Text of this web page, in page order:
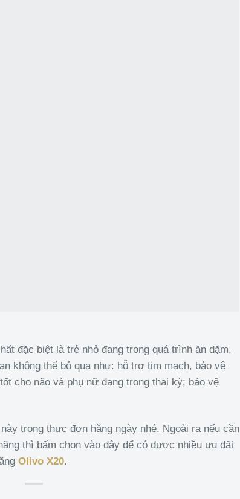
đặc biệt là trẻ nhỏ đang trong quá trình ăn dặm,
không thể bỏ qua như: hỗ trợ tim mạch, bảo vệ
cho não và phụ nữ đang trong thai kỳ; bảo vệ
trong thực đơn hằng ngày nhé. Ngoài ra nếu cần
thì bấm chọn vào đây để có được nhiều ưu đãi
Olivo X20.